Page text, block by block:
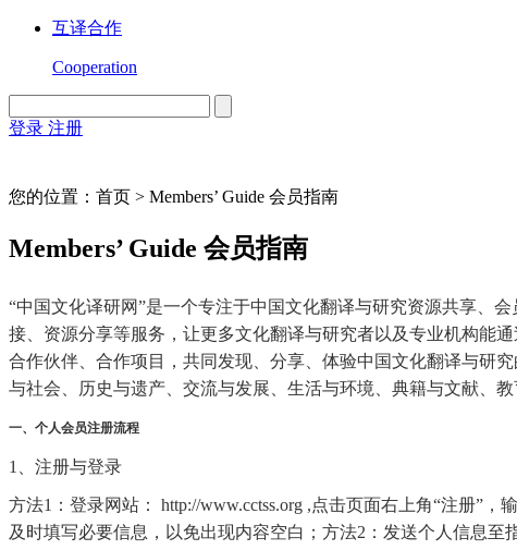
互译合作
Cooperation
登录 注册
您的位置：首页 > Members’ Guide 会员指南
Members’ Guide 会员指南
“中国文化译研网”是一个专注于中国文化翻译与研究资源共享、
接、资源分享等服务，让更多文化翻译与研究者以及专业机构能
合作伙伴、合作项目，共同发现、分享、体验中国文化翻译与研
与社会、历史与遗产、交流与发展、生活与环境、典籍与文献、
一、个人会员注册流程
1、注册与登录
方法1：登录网站： http://www.cctss.org ,点击页面右上角“注册”
及时填写必要信息，以免出现内容空白；方法2：发送个人信息至